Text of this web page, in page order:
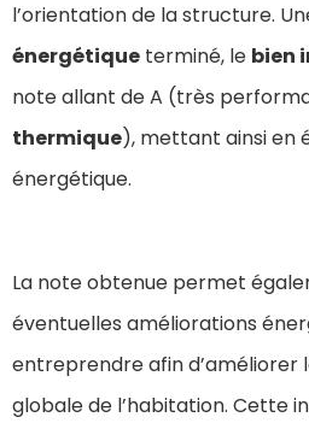
l’orientation de la structure.
énergétique terminé, le bien
note allant de A (très
thermique), mettant ainsi en
énergétique.
La note obtenue permet
éventuelles améliorations
entreprendre afin
globale de l’habitation. Cette